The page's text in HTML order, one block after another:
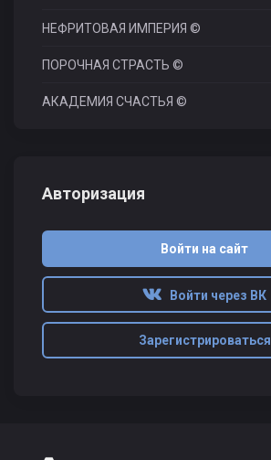
НЕФРИТОВАЯ ИМПЕРИЯ ©
ПОРОЧНАЯ СТРАСТЬ ©
АКАДЕМИЯ СЧАСТЬЯ ©
Авторизация
Войти на сайт
Войти через ВК
Зарегистрироваться